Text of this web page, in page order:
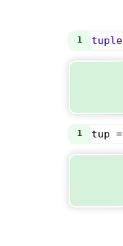
1 tuple
1 tup =